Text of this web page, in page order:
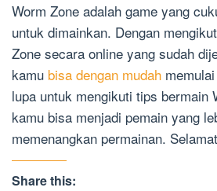
Worm Zone adalah game yang
untuk dimainkan. Dengan
Zone secara online yang sudah
kamu bisa dengan mudah
lupa untuk mengikuti tips bermain
kamu bisa menjadi pemain yang
memenangkan permainan.
Share this: